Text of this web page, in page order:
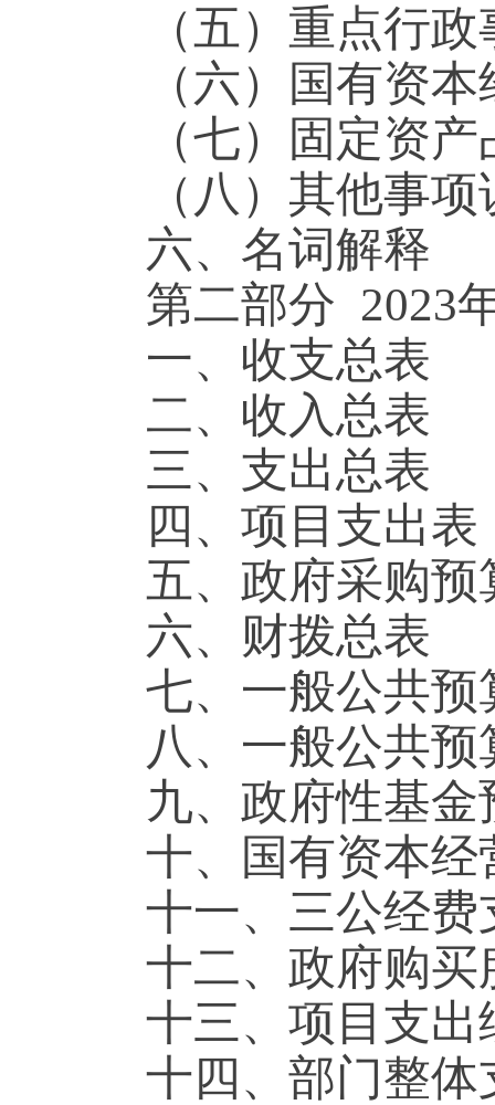
（五）重点行
（六）国有资
（七）固定资
（八）其他事
六、名词解释
第二部分
一、收支总表
二、收入总表
三、支出总表
四、项目支出
五、政府采购
六、财拨总表
七、一般公共
八、一般公共
九、政府性基
十、国有资本
十一、三公经
十二、政府购
十三、项目支
十四、部门整